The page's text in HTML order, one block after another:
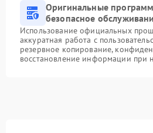
Оригинальные
безопасное
Использование официальных
аккуратная работа с
резервное копирование,
восстановление информации при